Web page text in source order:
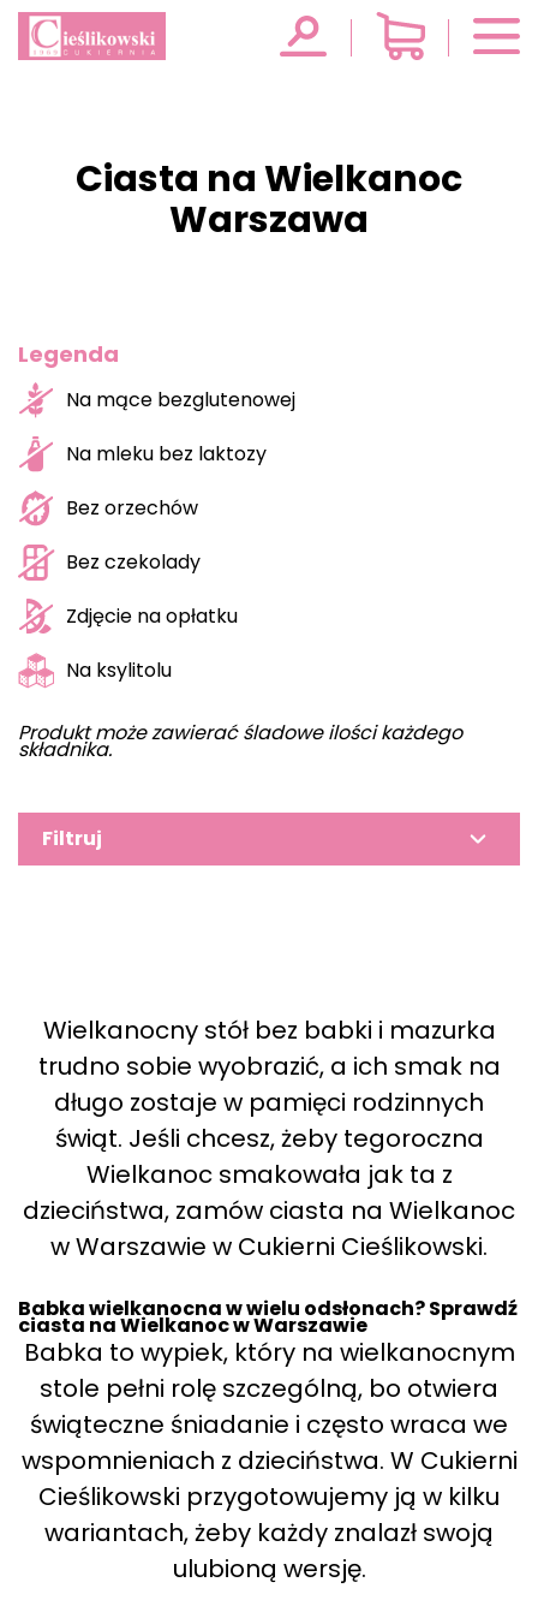
Ciasta na Wielkanoc
Warszawa
Legenda
Na mące bezglutenowej
Na mleku bez laktozy
Bez orzechów
Bez czekolady
Zdjęcie na opłatku
Na ksylitolu
Produkt może zawierać śladowe ilości każdego
składnika.
Filtruj
Wielkanocny stół bez babki i mazurka
trudno sobie wyobrazić, a ich smak na
długo zostaje w pamięci rodzinnych
świąt. Jeśli chcesz, żeby tegoroczna
Wielkanoc smakowała jak ta z
dzieciństwa, zamów ciasta na Wielkanoc
w Warszawie w Cukierni Cieślikowski.
Babka wielkanocna w wielu odsłonach? Sprawdź
ciasta na Wielkanoc w Warszawie
Babka to wypiek, który na wielkanocnym
stole pełni rolę szczególną, bo otwiera
świąteczne śniadanie i często wraca we
wspomnieniach z dzieciństwa. W Cukierni
Cieślikowski przygotowujemy ją w kilku
wariantach, żeby każdy znalazł swoją
ulubioną wersję.